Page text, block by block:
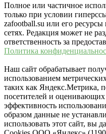
Полное или частичное
только при условии
zafootball.su или его
сетях. Редакция может не
ответственность за
Политика
Наш сайт обрабатывает
использованием
таких как Яндекс.Метрика,
посетителей и оценивающих
эффективность
образом данные не
использовать этот сайт, вы